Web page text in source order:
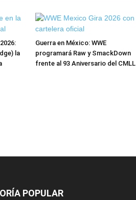
la
Guerra en México: WWE
programará Raw y SmackDown
frente al 93 Aniversario del CMLL
POPULAR